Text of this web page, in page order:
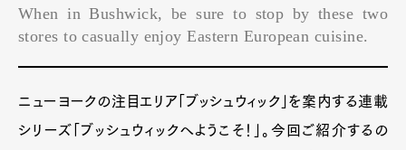
When in Bushwick, be sure to stop by these two
stores to casually enjoy Eastern European cuisine.
ニューヨークの注目エリア「ブッシュウィック」を案内する連載
シリーズ「ブッシュウィックへようこそ！」。今回ご紹介するの